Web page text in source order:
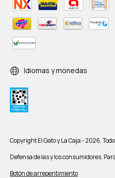
Idiomas y monedas
Copyright El Gato y La Caja - 2026.
Defensa de las y los consumidores.
Botón de arrepentimiento